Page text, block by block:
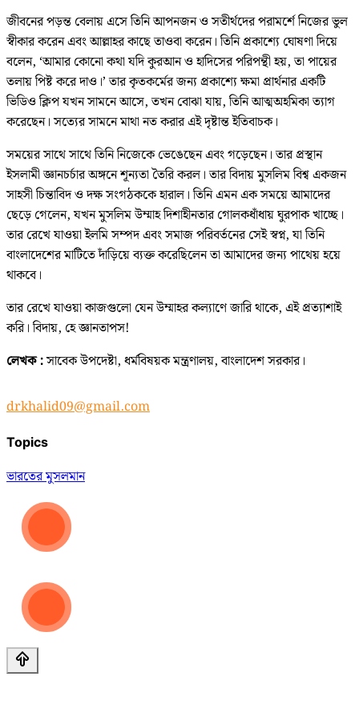
জীবনের পড়ন্ত বেলায় এসে তিনি আপনজন ও সতীর্থদের পরামর্শে নিজের ভুল
স্বীকার করেন এবং আল্লাহর কাছে তাওবা করেন। তিনি প্রকাশ্যে ঘোষণা দিয়ে
বলেন, ‘আমার কোনো কথা যদি কুরআন ও হাদিসের পরিপন্থী হয়, তা পায়ের
তলায় পিষ্ট করে দাও।’ তার কৃতকর্মের জন্য প্রকাশ্যে ক্ষমা প্রার্থনার একটি
ভিডিও ক্লিপ যখন সামনে আসে, তখন বোঝা যায়, তিনি আত্মঅহমিকা ত্যাগ
করেছেন। সত্যের সামনে মাথা নত করার এই দৃষ্টান্ত ইতিবাচক।
সময়ের সাথে সাথে তিনি নিজেকে ভেঙেছেন এবং গড়েছেন। তার প্রস্থান
ইসলামী জ্ঞানচর্চার অঙ্গনে শূন্যতা তৈরি করল। তার বিদায় মুসলিম বিশ্ব একজন
সাহসী চিন্তাবিদ ও দক্ষ সংগঠককে হারাল। তিনি এমন এক সময়ে আমাদের
ছেড়ে গেলেন, যখন মুসলিম উম্মাহ দিশাহীনতার গোলকধাঁধায় ঘুরপাক খাচ্ছে।
তার রেখে যাওয়া ইলমি সম্পদ এবং সমাজ পরিবর্তনের সেই স্বপ্ন, যা তিনি
বাংলাদেশের মাটিতে দাঁড়িয়ে ব্যক্ত করেছিলেন তা আমাদের জন্য পাথেয় হয়ে
থাকবে।
তার রেখে যাওয়া কাজগুলো যেন উম্মাহর কল্যাণে জারি থাকে, এই প্রত্যাশাই
করি। বিদায়, হে জ্ঞানতাপস!
লেখক :সাবেক উপদেষ্টা, ধর্মবিষয়ক মন্ত্রণালয়, বাংলাদেশ সরকার।
drkhalid09@gmail.com
Topics
ভারতের মুসলমান